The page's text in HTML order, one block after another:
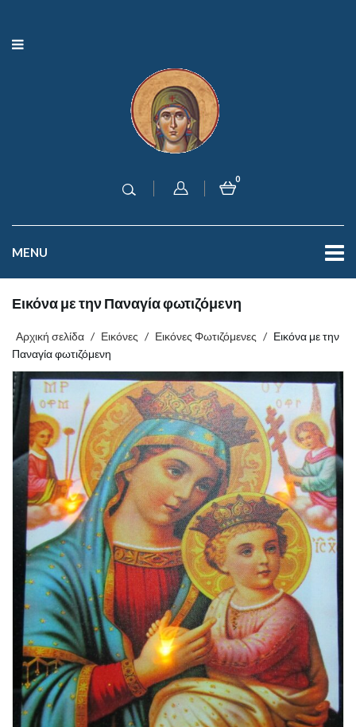
0
MENU
Εικόνα με την Παναγία φωτιζόμενη
Αρχική σελίδα / Εικόνες / Εικόνες Φωτιζόμενες / Εικόνα με την
Παναγία φωτιζόμενη